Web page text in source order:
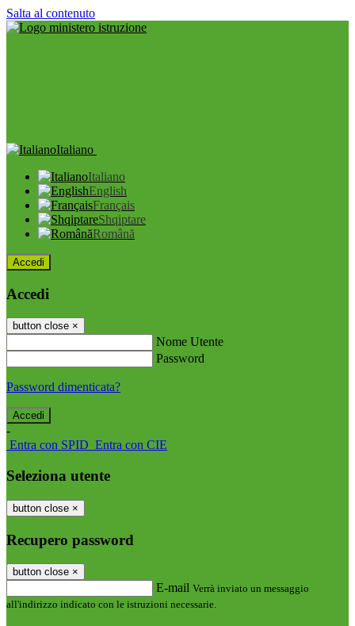
Salta al contenuto
Italiano
Italiano
English
Français
Shqiptare
Română
Accedi
Accedi
button close ×
Nome Utente
Password
Password dimenticata?
-
Entra con SPID Entra con CIE
Seleziona utente
button close ×
Recupero password
button close ×
E-mail Verrà inviato un messaggio
all'indirizzo indicato con le istruzioni necessarie.